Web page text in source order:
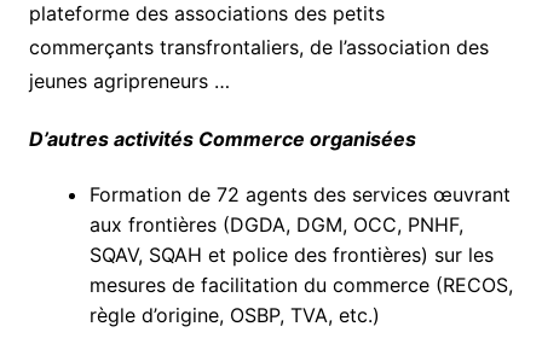
plateforme des associations des petits
commerçants transfrontaliers, de l’association des
jeunes agripreneurs …
D’autres activités Commerce organisées
Formation de 72 agents des services œuvrant
aux frontières (DGDA, DGM, OCC, PNHF,
SQAV, SQAH et police des frontières) sur les
mesures de facilitation du commerce (RECOS,
règle d’origine, OSBP, TVA, etc.)